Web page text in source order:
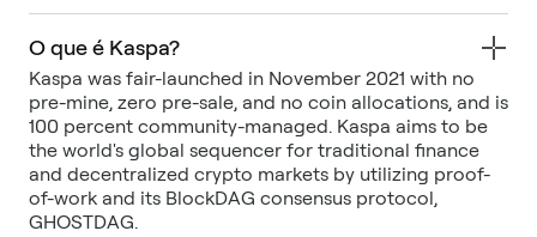
O que é Kaspa?
Kaspa was fair-launched in November 2021 with no
pre-mine, zero pre-sale, and no coin allocations, and is
100 percent community-managed. Kaspa aims to be
the world's global sequencer for traditional finance
and decentralized crypto markets by utilizing proof-
of-work and its BlockDAG consensus protocol,
GHOSTDAG.